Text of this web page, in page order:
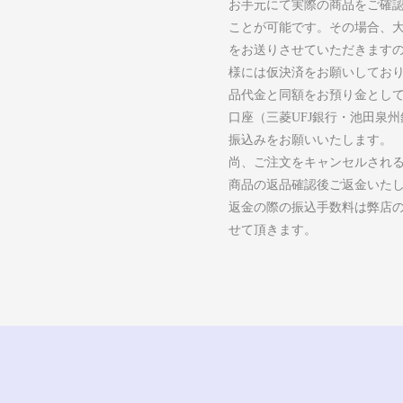
お手元にて実際の商品をご確
ことが可能です。その場合、
をお送りさせていただきます
様には仮決済をお願いしてお
品代金と同額をお預り金とし
口座（三菱UFJ銀行・池田泉
振込みをお願いいたします。
尚、ご注文をキャンセルされ
商品の返品確認後ご返金いた
返金の際の振込手数料は弊店
せて頂きます。